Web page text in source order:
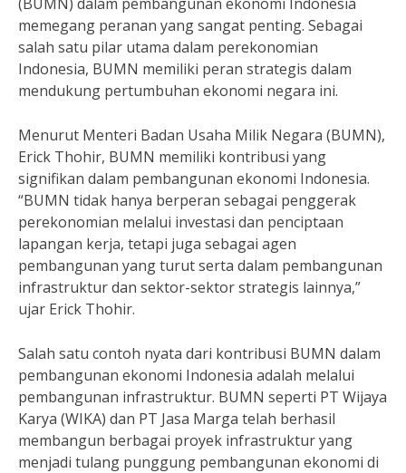
memegang peranan yang sangat penting. Sebagai
salah satu pilar utama dalam perekonomian
Indonesia, BUMN memiliki peran strategis dalam
mendukung pertumbuhan ekonomi negara ini.
Menurut Menteri Badan Usaha Milik Negara (BUMN),
Erick Thohir, BUMN memiliki kontribusi yang
signifikan dalam pembangunan ekonomi Indonesia.
“BUMN tidak hanya berperan sebagai penggerak
perekonomian melalui investasi dan penciptaan
lapangan kerja, tetapi juga sebagai agen
pembangunan yang turut serta dalam pembangunan
infrastruktur dan sektor-sektor strategis lainnya,”
ujar Erick Thohir.
Salah satu contoh nyata dari kontribusi BUMN dalam
pembangunan ekonomi Indonesia adalah melalui
pembangunan infrastruktur. BUMN seperti PT Wijaya
Karya (WIKA) dan PT Jasa Marga telah berhasil
membangun berbagai proyek infrastruktur yang
menjadi tulang punggung pembangunan ekonomi di